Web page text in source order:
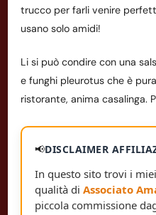
trucco per farli venire
usano solo amidi!
Li si può condire con una
e funghi pleurotus che è
ristorante, anima casalinga.
📢DISCLAIMER
In questo sito trovi i
qualità di Associato
piccola commissione